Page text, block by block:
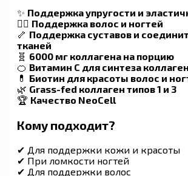
✨ Поддержка упругости и
💇‍♀️ Поддержка волос и ногтей
🦴 Поддержка суставов и
тканей
🧬 6000 мг коллагена на порцию
🍊 Витамин C для синтеза
💊 Биотин для красоты волос и
🌿 Grass-fed коллаген типов 1 и 3
🏆 Качество NeoCell
Кому подходит?
✔ Для поддержки кожи и красоты
✔ При ломкости ногтей
✔ Для поддержки волос